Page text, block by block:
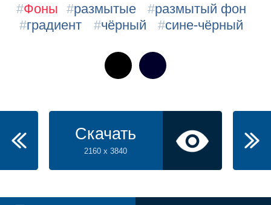
#Фоны #размытые #размытый фон
#градиент #чёрный #сине-чёрный
Скачать
2160 x 3840